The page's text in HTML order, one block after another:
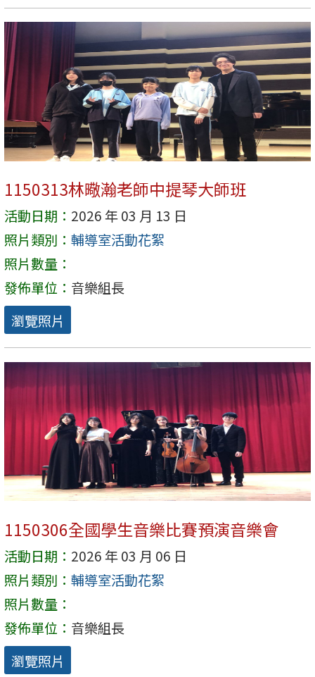
1150313林曔瀚老師中提琴大師班
活動日期： 2026 年 03 月 13 日
照片類別： 輔導室活動花絮
照片數量：
發佈單位： 音樂組長
瀏覽照片
1150306全國學生音樂比賽預演音樂會
活動日期： 2026 年 03 月 06 日
照片類別： 輔導室活動花絮
照片數量：
發佈單位： 音樂組長
瀏覽照片